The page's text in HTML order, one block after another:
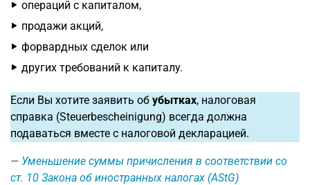
операций с капиталом,
продажи акций,
форвардных сделок или
других требований к капиталу.
Если Вы хотите заявить об убытках, налоговая
справка (Steuerbescheinigung) всегда должна
подаваться вместе с налоговой декларацией.
Уменьшение суммы причисления в соответствии со
ст. 10 Закона об иностранных налогах (AStG)